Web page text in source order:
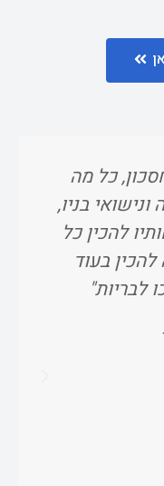
כל מה
בניו,
להכין כל
בעוד
לבריות"